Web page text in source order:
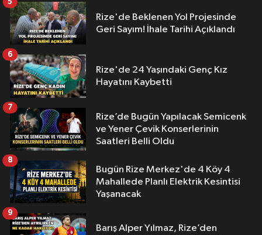
Rize'de Beklenen Yol Projesinde
Geri Sayım! İhale Tarihi Açıklandı
5
Rize'de 24 Yaşındaki Genç Kız
Hayatını Kaybetti
6
Rize’de Bugün Yapılacak Semicenk
ve Yener Çevik Konserlerinin
Saatleri Belli Oldu
7
Bugün Rize Merkez'de 4 Köy 4
Mahallede Planlı Elektrik Kesintisi
Yaşanacak
8
Barış Alper Yılmaz, Rize’den
9